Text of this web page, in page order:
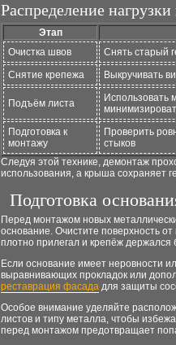
Распределение
Этап
Очистка швов
Снять старый
Снятие крепежа
Выкручивать
Подъём листа
Использовать
Подготовка к
монтажу
Проверить
стыков
Следуя этой технике, демонтаж
использования, а крыша сохраняет
Подготовка
Перед монтажом новых
основание. Очистите поверхность
плотно прилегал и крепёж держался
Если основание имеет неровности
выравнивающих прокладок или
реставрация фасада для защиты
Особое внимание уделяйте
листов и типу металла, чтобы
перед монтажом предотвращает